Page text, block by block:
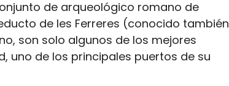
de arqueológico romano de
de les Ferreres (conocido también
son solo algunos de los mejores
uno de los principales puertos de su